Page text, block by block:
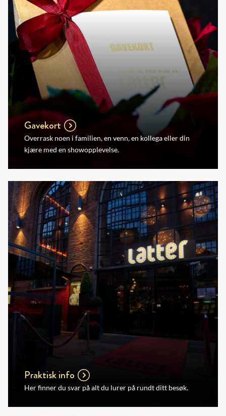
Gavekort
Overrask noen i familien, en venn, en kollega eller din
kjære med en showopplevelse.
Praktisk info
Her finner du svar på alt du lurer på rundt ditt besøk.